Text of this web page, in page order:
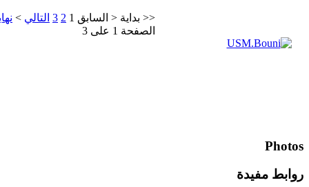
<< بداية < السابق 1
2
3 التالي >
الصفحة 1 على 3
Photos
روابط مفيدة